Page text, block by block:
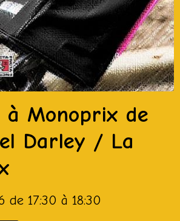
à Monoprix de
Darley / La
de 17:30 à 18:30